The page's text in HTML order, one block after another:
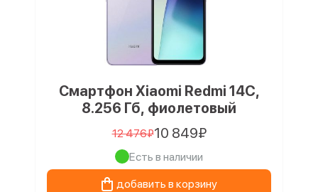
Смартфон Xiaomi Redmi 14C,
8.256 Гб, фиолетовый
12 476₽10 849₽
Есть в наличии
добавить в корзину